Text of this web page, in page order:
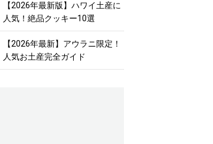
【2026年最新版】ハワイ土産に
人気！絶品クッキー10選
【2026年最新】アウラニ限定！
人気お土産完全ガイド